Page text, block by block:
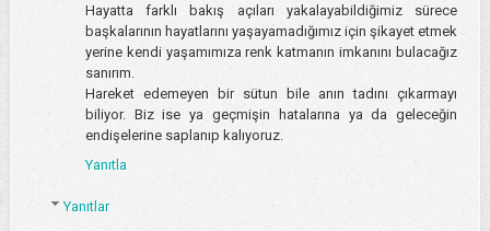
Hayatta farklı bakış açıları yakalayabildiğimiz sürece
başkalarının hayatlarını yaşayamadığımız için şikayet etmek
yerine kendi yaşamımıza renk katmanın imkanını bulacağız
sanırım.
Hareket edemeyen bir sütun bile anın tadını çıkarmayı
biliyor. Biz ise ya geçmişin hatalarına ya da geleceğin
endişelerine saplanıp kalıyoruz.
Yanıtla
Yanıtlar